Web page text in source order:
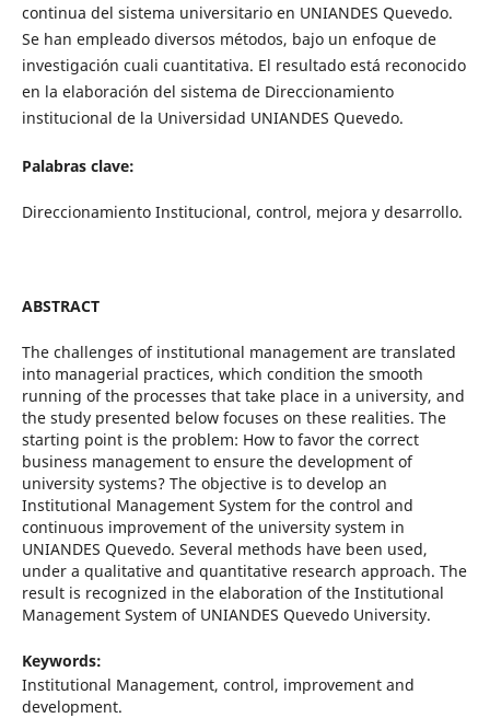
continua del sistema universitario en UNIANDES Quevedo.
Se han empleado diversos métodos, bajo un enfoque de
investigación cuali cuantitativa. El resultado está reconocido
en la elaboración del sistema de Direccionamiento
institucional de la Universidad UNIANDES Quevedo.
Palabras clave:
Direccionamiento Institucional, control, mejora y desarrollo.
ABSTRACT
The challenges of institutional management are translated
into managerial practices, which condition the smooth
running of the processes that take place in a university, and
the study presented below focuses on these realities. The
starting point is the problem: How to favor the correct
business management to ensure the development of
university systems? The objective is to develop an
Institutional Management System for the control and
continuous improvement of the university system in
UNIANDES Quevedo. Several methods have been used,
under a qualitative and quantitative research approach. The
result is recognized in the elaboration of the Institutional
Management System of UNIANDES Quevedo University.
Keywords:
Institutional Management, control, improvement and
development.